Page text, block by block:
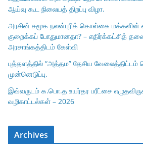
ஆய்வு கூட நிலையத் திறப்பு விழா.
அரசின் சமூக நலன்புரிக் கொள்கை
குறைக்கப் போதுமானதா? – எதிர்க்கட்சித்
அரசாங்கத்திடம் கேள்வி
புத்தளத்தில் “அத்தம” தேசிய வேலைத்திட்டம்
முன்னெடுப்பு.
இவ்வருடம் க.பொ.த உயர்தர பரீட்சை
வழிகாட்டல்கள் – 2026
Archives